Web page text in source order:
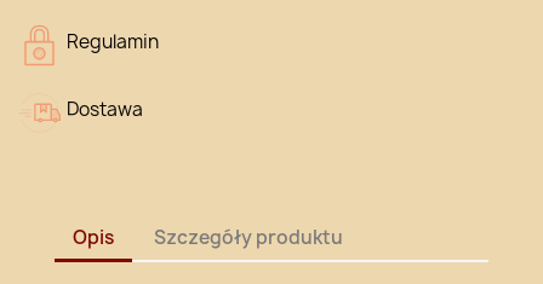
Regulamin
Dostawa
Opis Szczegóły produktu